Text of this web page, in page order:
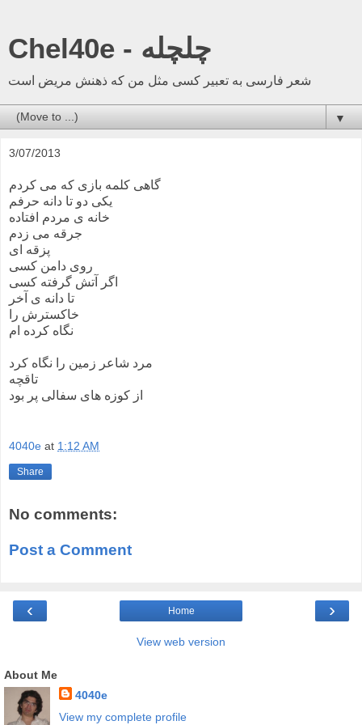
Chel40e - چلچله
شعر فارسی به تعبیر کسی مثل من که ذهنش مریض است
▼
3/07/2013
گاهی کلمه بازی که می کردم
یکی دو تا دانه حرفم
خانه ی مردم افتاده
جرقه می زدم
پزقه ای
روی دامن کسی
اگر آتش گرفته کسی
تا دانه ی آخر
خاکسترش را
نگاه کرده ام
مرد شاعر زمین را نگاه کرد
تاقچه
از کوزه های سفالی پر بود
4040e at 1:12 AM
Share
No comments:
Post a Comment
‹ ›
Home
View web version
About Me
4040e
View my complete profile